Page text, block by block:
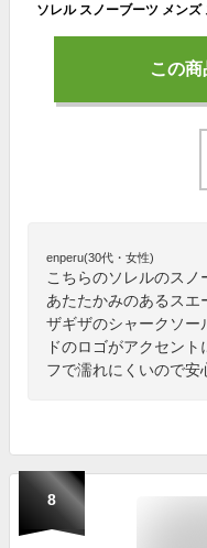
この
enperu(30代・女性)
こちらのソレルのスノ
あたたかみのあるス
ザギザのシャークソー
ドのロゴがアクセン
フで濡れにくいので安
8